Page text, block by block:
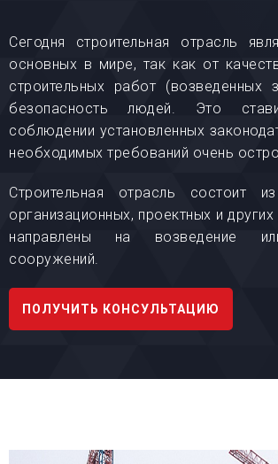
Сегодня строительная отрасль
основных в мире, так как от
строительных работ (возведенных
безопасность людей. Это
соблюдении установленных
необходимых требований очень
Строительная отрасль состоит
организационных, проектных и
направлены на возведение
сооружений.
ПОЛУЧИТЬ КОНСУЛЬТАЦИЮ